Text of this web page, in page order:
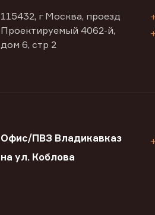
115432, г Москва, проезд
Проектируемый 4062-й,
дом 6, стр 2
Офис/ПВЗ Владикавказ
на ул. Коблова